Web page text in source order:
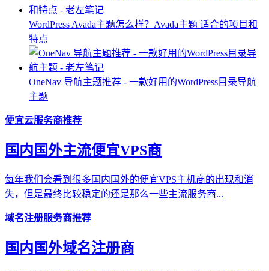
WordPress Avada主题怎么样？Avada主题 适合的项目和
特点
OneNav 导航主题推荐 - 一款好用的WordPress目录导航
主题
便宜云服务商推荐
国内国外主流便宜VPS商
每年我们会看到很多国内国外的便宜VPS主机商的出现和消
失，但是最终比较稳定的还是那么一些主流服务商...
域名注册服务商推荐
国内国外域名注册商